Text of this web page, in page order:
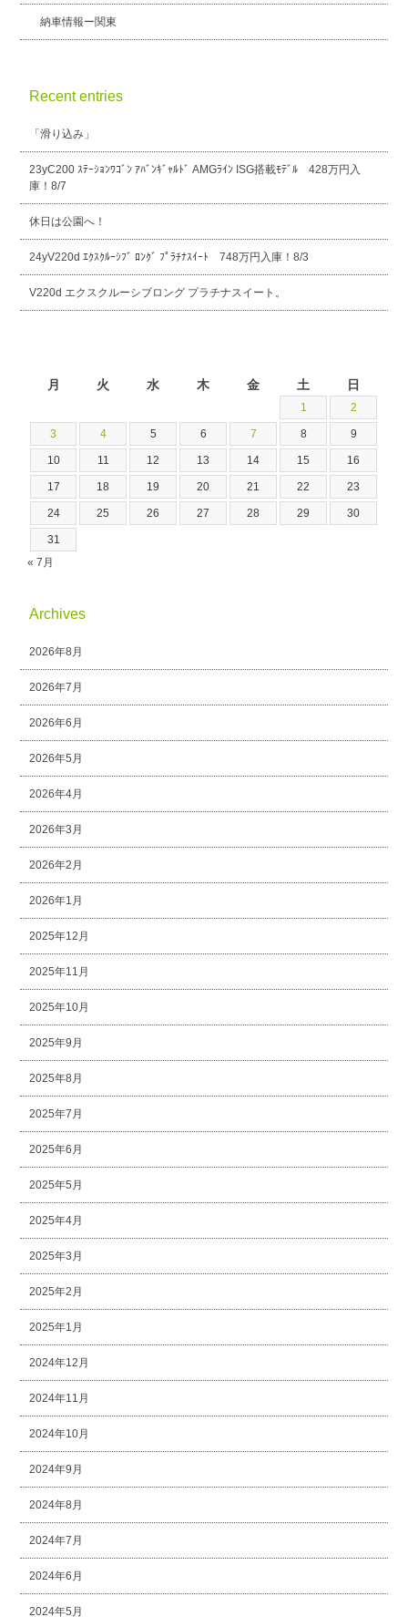
納車情報ー関東
Recent entries
「滑り込み」
23yC200 ｽﾃｰｼｮﾝﾜｺﾞﾝ ｱﾊﾞﾝｷﾞｬﾙﾄﾞ AMGﾗｲﾝ ISG搭載ﾓﾃﾞﾙ 428万円入
庫！8/7
休日は公園へ！
24yV220d ｴｸｽｸﾙｰｼﾌﾞ ﾛﾝｸﾞ ﾌﾟﾗﾁﾅｽｲｰﾄ 748万円入庫！8/3
V220d エクスクルーシブロング プラチナスイート。
月 火 水 木 金 土 日
1 2
3 4 5 6 7 8 9
10 11 12 13 14 15 16
17 18 19 20 21 22 23
24 25 26 27 28 29 30
31
« 7月
Archives
2026年8月
2026年7月
2026年6月
2026年5月
2026年4月
2026年3月
2026年2月
2026年1月
2025年12月
2025年11月
2025年10月
2025年9月
2025年8月
2025年7月
2025年6月
2025年5月
2025年4月
2025年3月
2025年2月
2025年1月
2024年12月
2024年11月
2024年10月
2024年9月
2024年8月
2024年7月
2024年6月
2024年5月